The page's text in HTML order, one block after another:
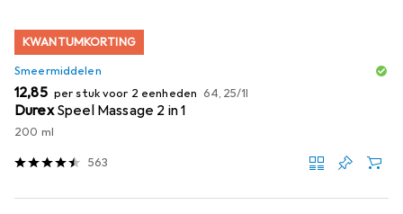
KWANTUMKORTING
Smeermiddelen
EUR
12,85 per stuk voor 2 eenheden EUR
64,25/1l
Durex Speel Massage 2 in 1
200 ml
563